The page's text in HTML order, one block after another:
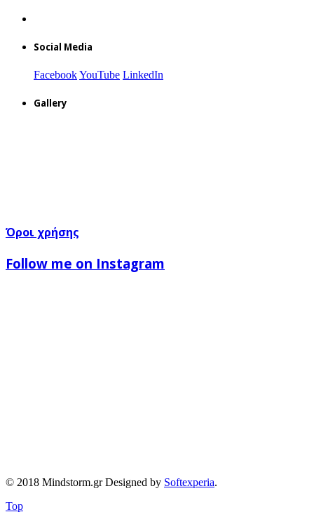
Social Media
FacebookYouTube LinkedIn
Gallery
Όροι χρήσης
Follow me on Instagram
© 2018 Mindstorm.gr Designed by Softexperia.
Top